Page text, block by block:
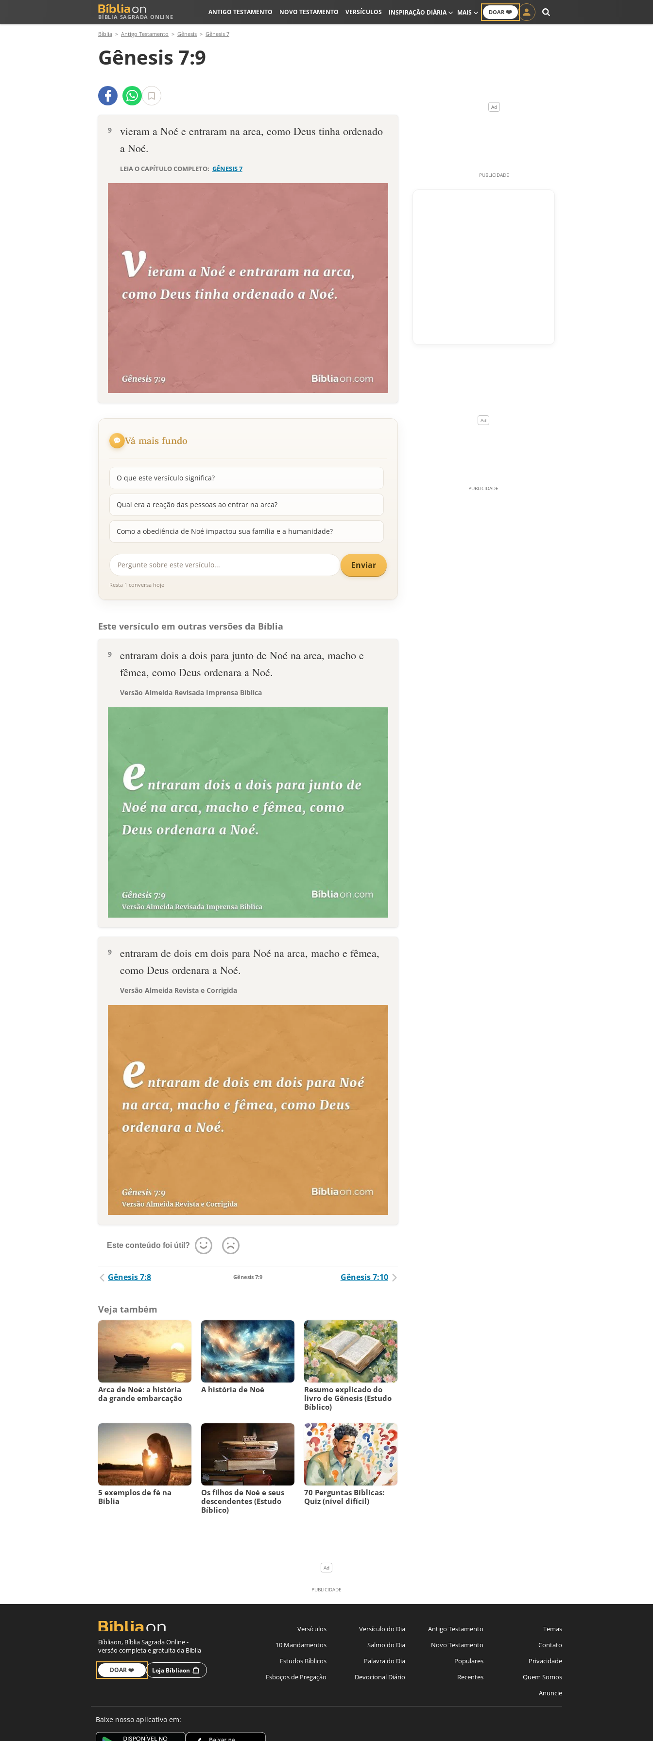
BÍBLIA SAGRADA ONLINE
DOAR ❤️
ANTIGO TESTAMENTO NOVO TESTAMENTO VERSÍCULOS INSPIRAÇÃO DIÁRIA MAIS
Bíblia Antigo Testamento Gênesis Gênesis 7
Gênesis 7:9
9
vieram a Noé e entraram na arca, como Deus tinha ordenado
a Noé.
LEIA O CAPÍTULO COMPLETO: GÊNESIS 7
Vá mais fundo
O que este versículo significa?
Qual era a reação das pessoas ao entrar na arca?
Como a obediência de Noé impactou sua família e a humanidade?
Enviar
Resta 1 conversa hoje
Este versículo em outras versões da Bíblia
9
entraram dois a dois para junto de Noé na arca, macho e
fêmea, como Deus ordenara a Noé.
Versão Almeida Revisada Imprensa Bíblica
9
entraram de dois em dois para Noé na arca, macho e fêmea,
como Deus ordenara a Noé.
Versão Almeida Revista e Corrigida
Este conteúdo foi útil?
Gênesis 7:8 Gênesis 7:9 Gênesis 7:10
Veja também
Arca de Noé: a história
da grande embarcação
A história de Noé
Resumo explicado do
livro de Gênesis (Estudo
Bíblico)
5 exemplos de fé na
Bíblia
Os filhos de Noé e seus
descendentes (Estudo
Bíblico)
70 Perguntas Bíblicas:
Quiz (nível difícil)
Bíbliaon, Bíblia Sagrada Online -
versão completa e gratuita da Bíblia
DOAR ❤️ Loja Bíbliaon
Versículos
10 Mandamentos
Estudos Bíblicos
Esboços de Pregação
Versículo do Dia
Salmo do Dia
Palavra do Dia
Devocional Diário
Antigo Testamento
Novo Testamento
Populares
Recentes
Temas
Contato
Privacidade
Quem Somos
Anuncie
Baixe nosso aplicativo em: